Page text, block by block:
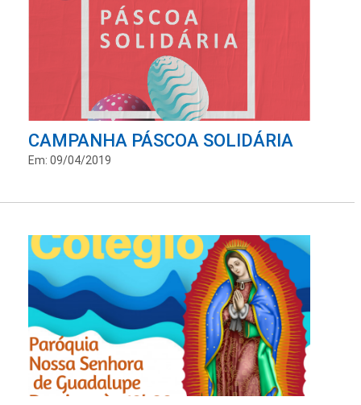
CAMPANHA PÁSCOA SOLIDÁRIA
Em: 09/04/2019